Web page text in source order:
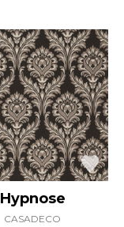
Hypnose
CASADECO